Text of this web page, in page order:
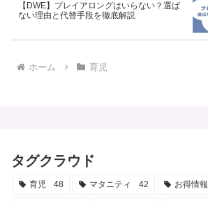
【DWE】プレイアロングはいらない？選ば
ない理由と代替手段を徹底解説
ホーム 育児
タグクラウド
育児 48 マタニティ 42 お得情報